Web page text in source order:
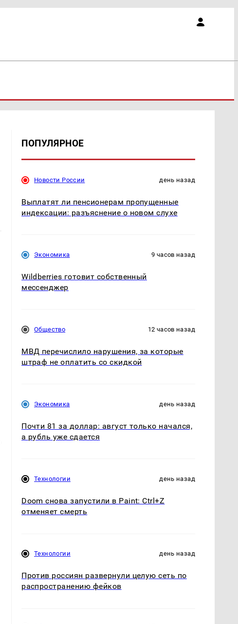
ПОПУЛЯРНОЕ
Новости России день назад
Выплатят ли пенсионерам пропущенные
индексации: разъяснение о новом слухе
Экономика 9 часов назад
Wildberries готовит собственный
мессенджер
Общество 12 часов назад
МВД перечислило нарушения, за которые
штраф не оплатить со скидкой
Экономика день назад
Почти 81 за доллар: август только начался,
а рубль уже сдается
Технологии день назад
Doom снова запустили в Paint: Ctrl+Z
отменяет смерть
Технологии день назад
Против россиян развернули целую сеть по
распространению фейков